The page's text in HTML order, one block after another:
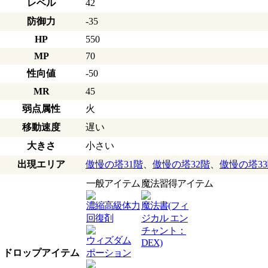
レベル
42
防御力
-35
HP
550
MP
70
性向値
-50
MR
45
弱点属性
火
移動速度
遅い
大きさ
小さい
出現エリア
傲慢の塔31階 傲慢の塔32階 傲慢の塔
ドロップアイテム
一般アイテム
濃縮高級体力
回復剤
ウィズダム
ポーション
魔法習得アイテム
魔法書(フィ
ジカル エン
チャント：
DEX)